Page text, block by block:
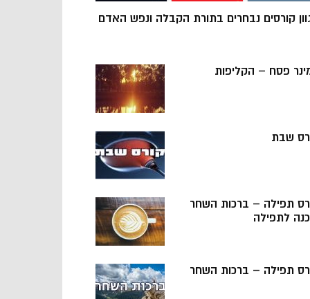
קורסים נבחרים בתורת הקבלה ונפש האדם
פסח – הקליפות
שבת
תפילה – ברכות השחר
לתפילה
תפילה – ברכות השחר